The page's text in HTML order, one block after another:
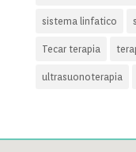
sistema linfatico
Tecar terapia
ultrasuonoterapia